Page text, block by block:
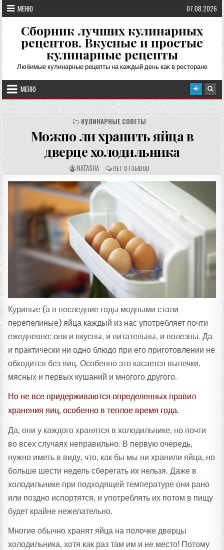
Перейти
к
содержимому
МЕНЮ 07.08.2026
Сборник лучших кулинарных
рецептов. Вкусные и простые
кулинарные рецепты
Любимые кулинарные рецепты на каждый день как в ресторане
МЕНЮ
КУЛИНАРНЫЕ СОВЕТЫ
Можно ли хранить яйца в
дверце холодильника
А
В
Т
О
Р
Р
Е
Ц
Е
Т
А
NATASHA О
Т
З
Ы
НЕТ ОТЗЫВОВ
Куриные (а в последние годы модными стали
перепелиные) яйца каждый из нас употребляет почти
ежедневно: они и вкусны, и питательны, и полезны. Да
и практически ни одно блюдо при его приготовлении не
обходится без яиц. Особенно это касается выпечки,
мясных и первых кушаний и многого другого.
Но не все придерживаются определенных правил
хранения яиц, особенно в теплое время года.
Да, они у каждого хранятся в холодильнике, но почти
во всех случаях неправильно. В первую очередь,
нужно иметь в виду, что, как бы мы ни хранили яйца, но
больше шести недель сберегать их нельзя. Даже в
холодильнике при подходящей температуре они рано
или поздно испортятся, и употреблять их потом в пищу
будет крайне нежелательно.
Многие обычно хранят яйца на полочке дверцы
холодильника, хотя как раз там им и не место! Потому